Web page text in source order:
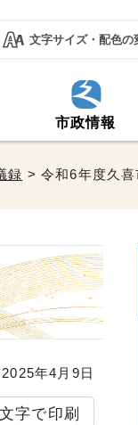
文字サイズ・配色の
市政情報
録 > 令和6年度久
年4月9日
字で印刷